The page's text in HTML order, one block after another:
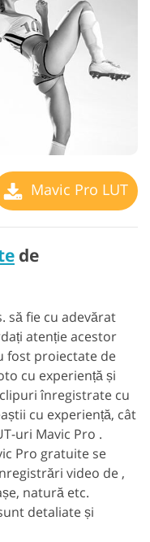
Mavic Pro LUT
de
să fie cu adevărat
atenție acestor
fost proiectate de
cu experiență și
înregistrate cu
cu experiență, cât
uri Mavic Pro .
Pro gratuite se
video de ,
natură etc.
detaliate și